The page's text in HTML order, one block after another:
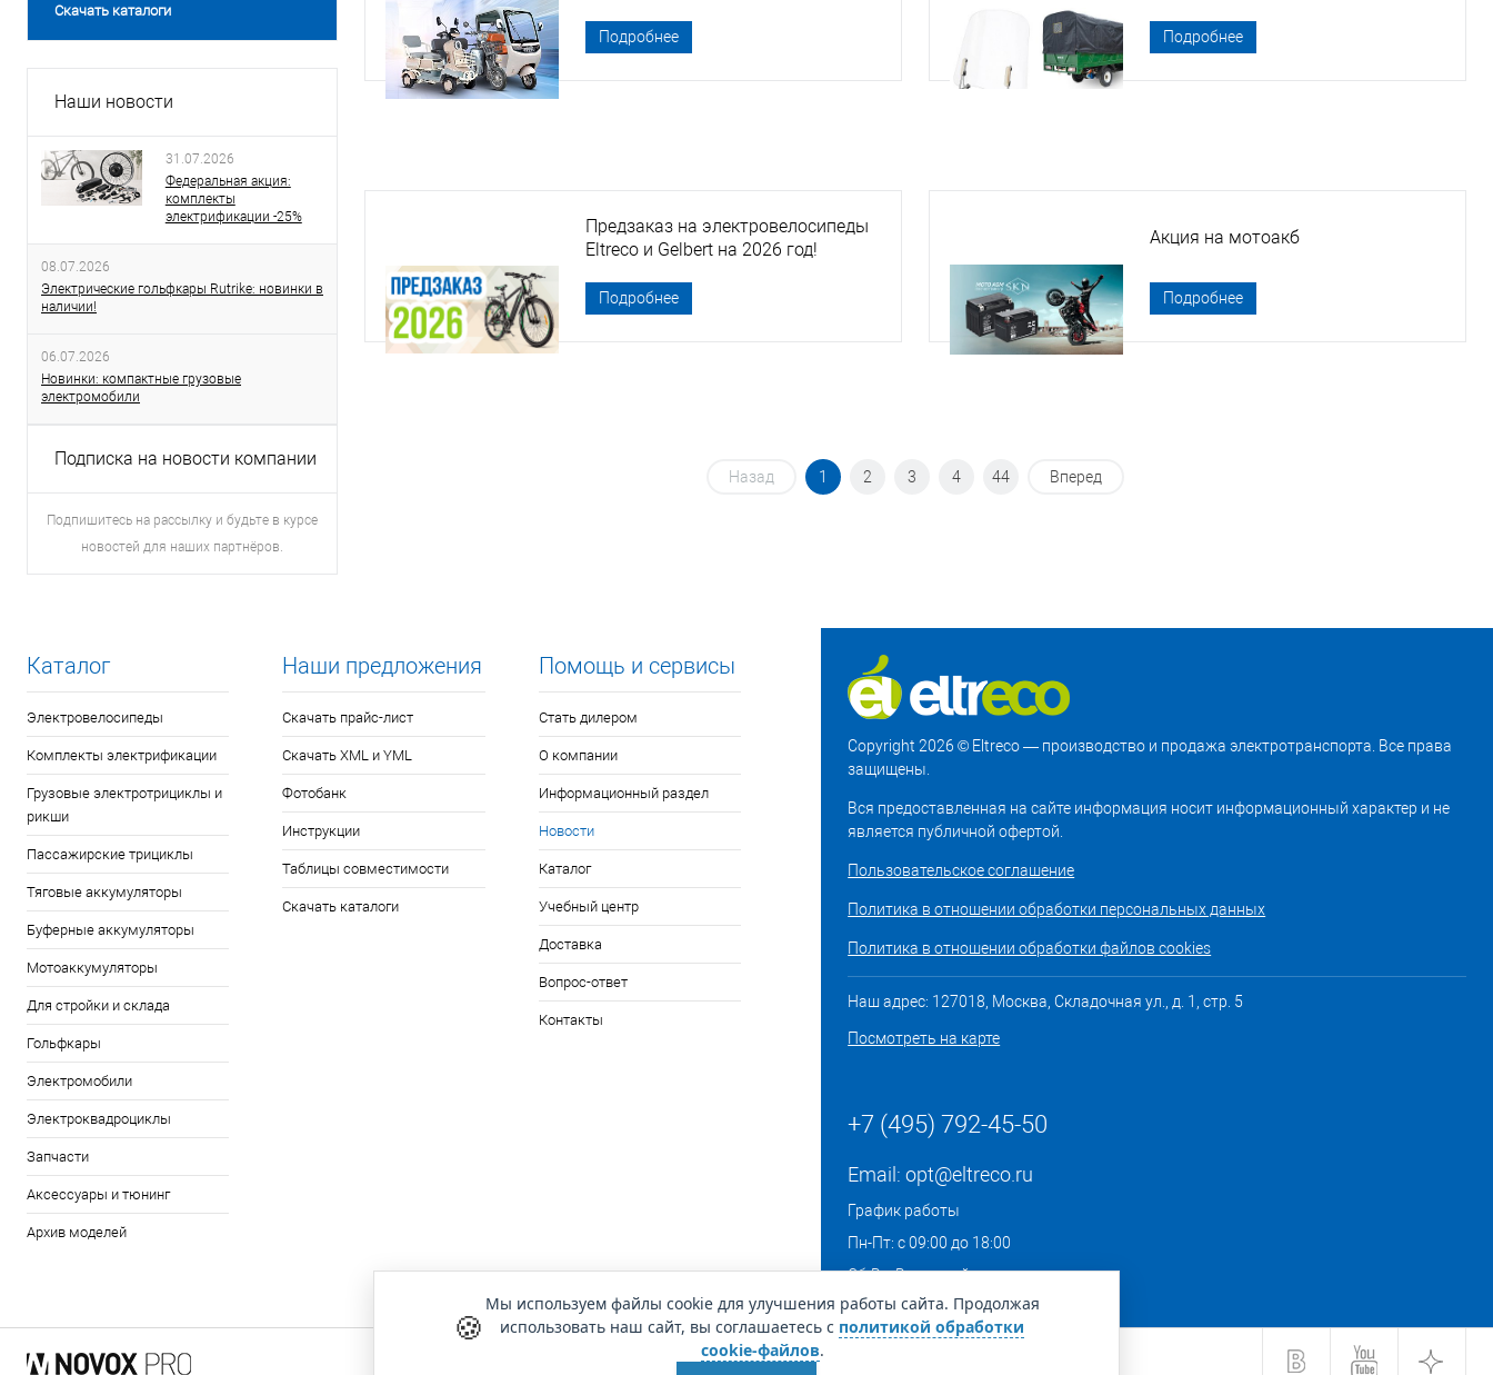
Скачать каталоги
Наши новости
31.07.2026
Федеральная акция:
комплекты
электрификации -25%
08.07.2026
Электрические гольфкары Rutrike: новинки в
наличии!
06.07.2026
Новинки: компактные грузовые
электромобили
Подписка на новости компании
Подпишитесь на рассылку и будьте в курсе
новостей для наших партнёров.
Подробнее Подробнее
Предзаказ на электровелосипеды
Eltreco и Gelbert на 2026 год!
Подробнее
Акция на мотоакб
Подробнее
Назад 1 2 3 4 44 Вперед
Каталог
Электровелосипеды
Комплекты электрификации
Грузовые электротрициклы и
рикши
Пассажирские трициклы
Тяговые аккумуляторы
Буферные аккумуляторы
Мотоаккумуляторы
Для стройки и склада
Гольфкары
Электромобили
Электроквадроциклы
Запчасти
Аксессуары и тюнинг
Архив моделей
Наши предложения
Скачать прайс-лист
Скачать XML и YML
Фотобанк
Инструкции
Таблицы совместимости
Скачать каталоги
Помощь и сервисы
Стать дилером
О компании
Информационный раздел
Новости
Каталог
Учебный центр
Доставка
Вопрос-ответ
Контакты
Copyright 2026 © Eltreco — производство и продажа электротранспорта. Все права
защищены.
Вся предоставленная на сайте информация носит информационный характер и не
является публичной офертой.
Пользовательское соглашение
Политика в отношении обработки персональных данных
Политика в отношении обработки файлов cookies
Наш адрес: 127018, Москва, Складочная ул., д. 1, стр. 5
Посмотреть на карте
+7 (495) 792-45-50
Email:opt@eltreco.ru
График работы
Пн-Пт: с 09:00 до 18:00
Сб-Вс: Выходной
🍪
Мы используем файлы cookie для улучшения работы сайта. Продолжая
использовать наш сайт, вы соглашаетесь с политикой обработки
cookie-файлов.